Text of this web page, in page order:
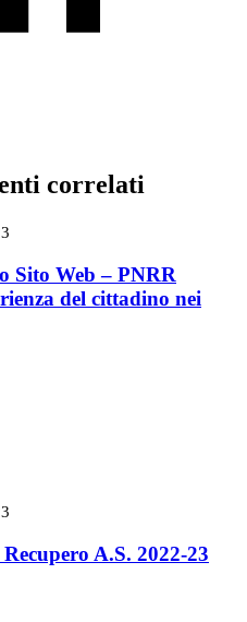
correlati
Sito Web – PNRR
del cittadino nei
A.S. 2022-23